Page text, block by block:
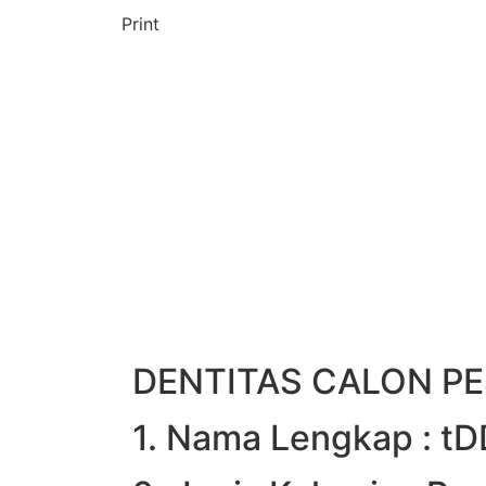
DENTITAS CALON
1. Nama Lengkap :
Print